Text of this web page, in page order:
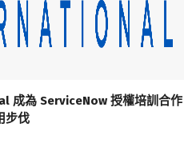
成為 ServiceNow 授權培訓合作
步伐